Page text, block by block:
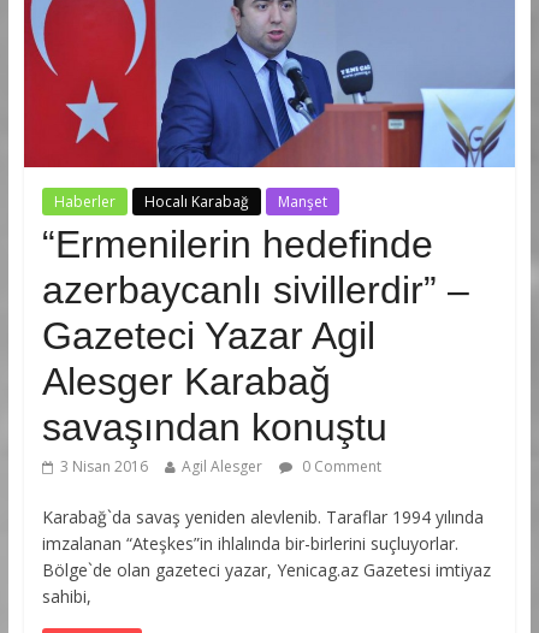
Haberler Hocalı Karabağ Manşet
“Ermenilerin hedefinde
azerbaycanlı sivillerdir” –
Gazeteci Yazar Agil
Alesger Karabağ
savaşından konuştu
3 Nisan 2016 Agil Alesger 0 Comment
Karabağ`da savaş yeniden alevlenib. Taraflar 1994 yılında
imzalanan “Ateşkes”in ihlalında bir-birlerini suçluyorlar.
Bölge`de olan gazeteci yazar, Yenicag.az Gazetesi imtiyaz
sahibi,